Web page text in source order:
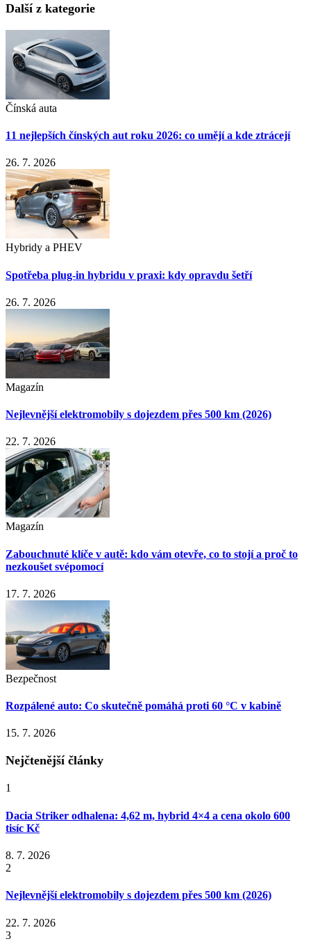
Další z kategorie
Čínská auta
11 nejlepších čínských aut roku 2026: co umějí a kde ztrácejí
26. 7. 2026
Hybridy a PHEV
Spotřeba plug-in hybridu v praxi: kdy opravdu šetří
26. 7. 2026
Magazín
Nejlevnější elektromobily s dojezdem přes 500 km (2026)
22. 7. 2026
Magazín
Zabouchnuté klíče v autě: kdo vám otevře, co to stojí a proč to
nezkoušet svépomocí
17. 7. 2026
Bezpečnost
Rozpálené auto: Co skutečně pomáhá proti 60 °C v kabině
15. 7. 2026
Nejčtenější články
1
Dacia Striker odhalena: 4,62 m, hybrid 4×4 a cena okolo 600
tisíc Kč
8. 7. 2026
2
Nejlevnější elektromobily s dojezdem přes 500 km (2026)
22. 7. 2026
3